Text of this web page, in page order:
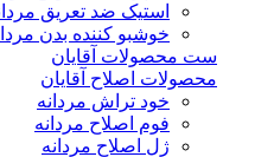
استیک ضد تعریق
خوشبو کننده بدن
ست محصولات آقایان
محصولات اصلاح آقایان
خود تراش مردانه
فوم اصلاح مردانه
ژل اصلاح مردانه